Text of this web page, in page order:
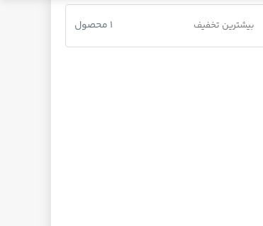
بیشترین تخفیف 1 محصول